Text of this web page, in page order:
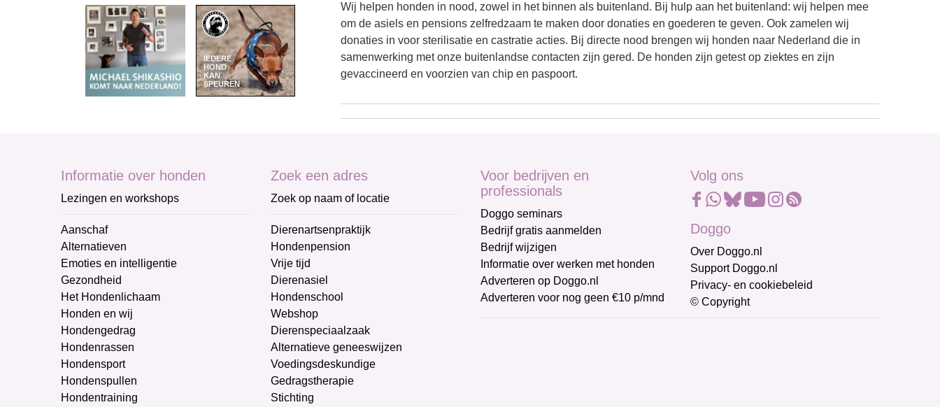
Wij helpen honden in nood, zowel in het binnen als buitenland. Bij hulp aan het buitenland: wij helpen mee
om de asiels en pensions zelfredzaam te maken door donaties en goederen te geven. Ook zamelen wij
donaties in voor sterilisatie en castratie acties. Bij directe nood brengen wij honden naar Nederland die in
samenwerking met onze buitenlandse contacten zijn gered. De honden zijn getest op ziektes en zijn
gevaccineerd en voorzien van chip en paspoort.
Informatie over honden
Lezingen en workshops
Aanschaf
Alternatieven
Emoties en intelligentie
Gezondheid
Het Hondenlichaam
Honden en wij
Hondengedrag
Hondenrassen
Hondensport
Hondenspullen
Hondentraining
Zoek een adres
Zoek op naam of locatie
Dierenartsenpraktijk
Hondenpension
Vrije tijd
Dierenasiel
Hondenschool
Webshop
Dierenspeciaalzaak
Alternatieve geneeswijzen
Voedingsdeskundige
Gedragstherapie
Stichting
Voor bedrijven en
professionals
Doggo seminars
Bedrijf gratis aanmelden
Bedrijf wijzigen
Informatie over werken met honden
Adverteren op Doggo.nl
Adverteren voor nog geen €10 p/mnd
Volg ons
Doggo
Over Doggo.nl
Support Doggo.nl
Privacy- en cookiebeleid
© Copyright